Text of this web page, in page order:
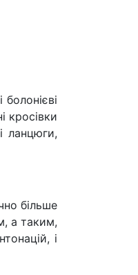
кросівки
ланцюги,
більше
а таким,
і